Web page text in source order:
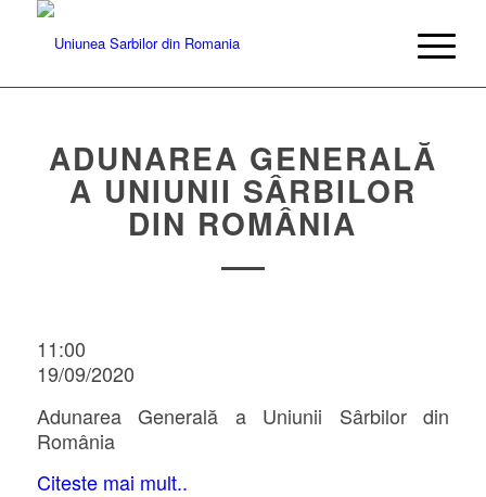
ADUNAREA GENERALĂ
A UNIUNII SÂRBILOR
DIN ROMÂNIA
11:00
19/09/2020
Adunarea Generală a Uniunii Sârbilor din
România
Citeste mai mult..